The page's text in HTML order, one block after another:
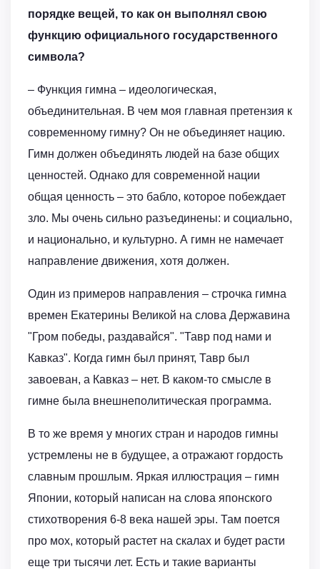
порядке вещей, то как он выполнял свою
функцию официального государственного
символа?
– Функция гимна – идеологическая,
объединительная. В чем моя главная претензия к
современному гимну? Он не объединяет нацию.
Гимн должен объединять людей на базе общих
ценностей. Однако для современной нации
общая ценность – это бабло, которое побеждает
зло. Мы очень сильно разъединены: и социально,
и национально, и культурно. А гимн не намечает
направление движения, хотя должен.
Один из примеров направления – строчка гимна
времен Екатерины Великой на слова Державина
"Гром победы, раздавайся". "Тавр под нами и
Кавказ". Когда гимн был принят, Тавр был
завоеван, а Кавказ – нет. В каком-то смысле в
гимне была внешнеполитическая программа.
В то же время у многих стран и народов гимны
устремлены не в будущее, а отражают гордость
славным прошлым. Яркая иллюстрация – гимн
Японии, который написан на слова японского
стихотворения 6-8 века нашей эры. Там поется
про мох, который растет на скалах и будет расти
еще три тысячи лет. Есть и такие варианты